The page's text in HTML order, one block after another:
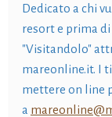
Dedicato a chi
resort e prima
"Visitandolo"
mareonline.it. I
mettere on line
a